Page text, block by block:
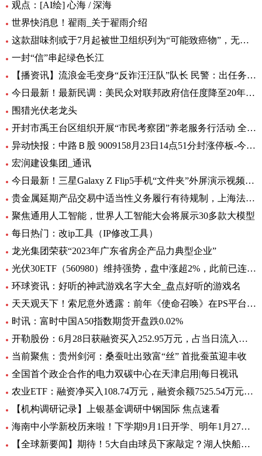
观点：[AI绘] 心海 / 深海
世界快消息！翟雨_关于翟雨介绍
这款甜味剂或于7月起被世卫组织列为“可能致癌物”，无糖可乐、口香糖中普遍有它|全球热头条
一封“信”串起绿色长江
【播资讯】流浪金毛变身“反诈汪汪队”队长 民警：出任务都要抢“档期 ”
今日最新！最新民调：美民众对联邦政府信任度降至20年来最低水平
围猎光伏老龙头
开封市禹王台区组织开展“市民考察团”养老服务行活动 全球热消息
异动快报：中路Ｂ股 9009158月23日14点51分封涨停板-今日热搜
宏润建设集团_通讯
今日最新！三星Galaxy Z Flip5手机“文件夹”外屏演示视频曝光
贵金属延期产品交易中适当性义务履行有待规制，上海法院向交易所发出司法建议_每日观察
聚焦通用人工智能，世界人工智能大会将展示30多款大模型
每日热门：改ip工具（IP修改工具）
龙光集团荣获“2023年广东省房企产品力典型企业”
光伏30ETF（560980）维持强势，盘中涨超2%，此前已连升3日，权重股捷佳伟创涨超3%
环球资讯：好听的神武游戏名字大全_盘点好听的游戏名
天天观天下！索尼意外透露：前年《使命召唤》在PS平台创造超8亿美元收入
时讯：富时中国A50指数期货开盘跌0.02%
开勒股份：6月28日获融资买入252.95万元，占当日流入资金比例11.65%-世界即时
当前聚焦：贵州剑河：桑蚕吐出致富“丝” 首批蚕茧迎丰收
全国首个政企合作的电力双碳中心在天津启用|每日视讯
农业ETF：融资净买入108.74万元，融资余额7525.54万元（06-28）
【机构调研记录】上银基金调研中钢国际 焦点速看
海南中小学新校历来啦！下学期9月1日开学、明年1月27日放寒假|观焦点
【全球新要闻】期待！5大自由球员下家敲定？湖人快船或签全明星后卫